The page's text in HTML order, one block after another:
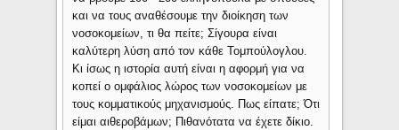
και να τους αναθέσουμε την διοίκηση των
νοσοκομείων, τι θα πείτε; Σίγουρα είναι
καλύτερη λύση από τον κάθε Τομπούλογλου.
Κι ίσως η ιστορία αυτή είναι η αφορμή για να
κοπεί ο ομφάλιος λώρος των νοσοκομείων με
τους κομματικούς μηχανισμούς. Πως είπατε; Ότι
είμαι αιθεροβάμων; Πιθανότατα να έχετε δίκιο.